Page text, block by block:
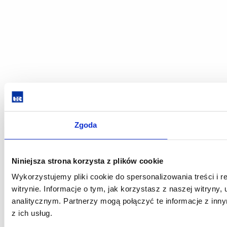
Zgoda
Niniejsza strona korzysta z plików cookie
Wykorzystujemy pliki cookie do spersonalizowania treści i
witrynie. Informacje o tym, jak korzystasz z naszej witryny,
analitycznym. Partnerzy mogą połączyć te informacje z
z ich usług.